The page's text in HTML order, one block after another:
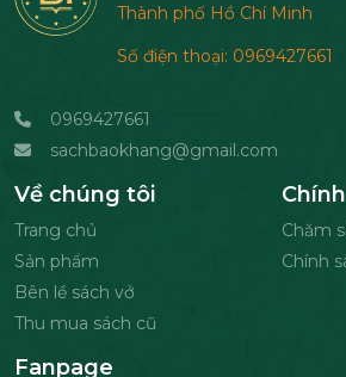
Thành phố Hồ Chí Minh
Số điện thoại: 0969427661
0969427661
sachbaokhang@gmail.com
Về chúng tôi
Trang chủ
Sản phẩm
Bên lề sách vở
Thu mua sách cũ
Chăm
Chính
Fanpage